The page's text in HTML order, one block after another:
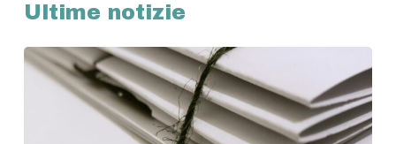
Ultime notizie